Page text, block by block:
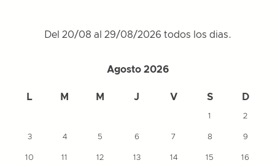
Del 20/08 al 29/08/2026 todos los dias.
Agosto 2026
L M M J V S D
1 2
3 4 5 6 7 8 9
10 11 12 13 14 15 16